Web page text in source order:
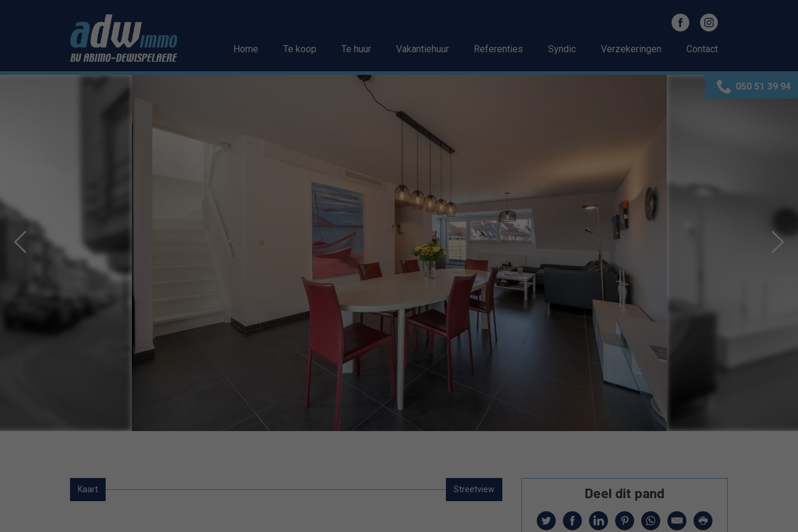
Home Te koop Te huur Vakantiehuur Referenties Syndic Verzekeringen Contact
050 51 39 94
Previous Next
Kaart Streetview Deel dit pand